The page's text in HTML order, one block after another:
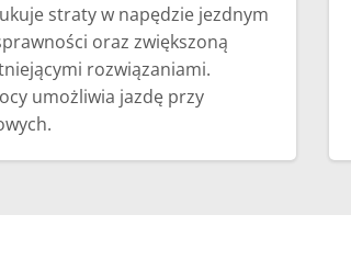
straty w napędzie jezdnym
oraz zwiększoną
rozwiązaniami.
umożliwia jazdę przy